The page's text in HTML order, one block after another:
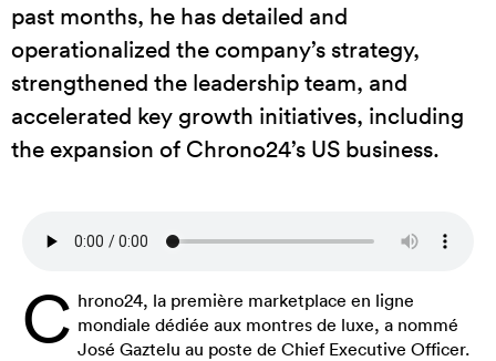
past months, he has detailed and
operationalized the company’s strategy,
strengthened the leadership team, and
accelerated key growth initiatives, including
the expansion of Chrono24’s US business.
C hrono24, la première marketplace en ligne
mondiale dédiée aux montres de luxe, a nommé
José Gaztelu au poste de Chief Executive Officer.